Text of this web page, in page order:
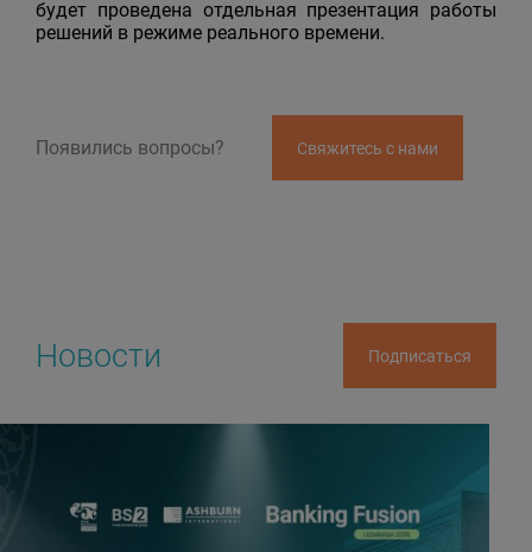
будет проведена отдельная презентация работы
решений в режиме реального времени.
Появились вопросы? Свяжитесь с нами
Новости Подписаться